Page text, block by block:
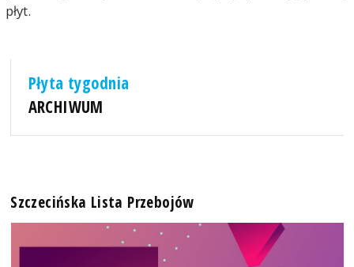
płyt.
Płyta tygodnia
ARCHIWUM
Szczecińska Lista Przebojów